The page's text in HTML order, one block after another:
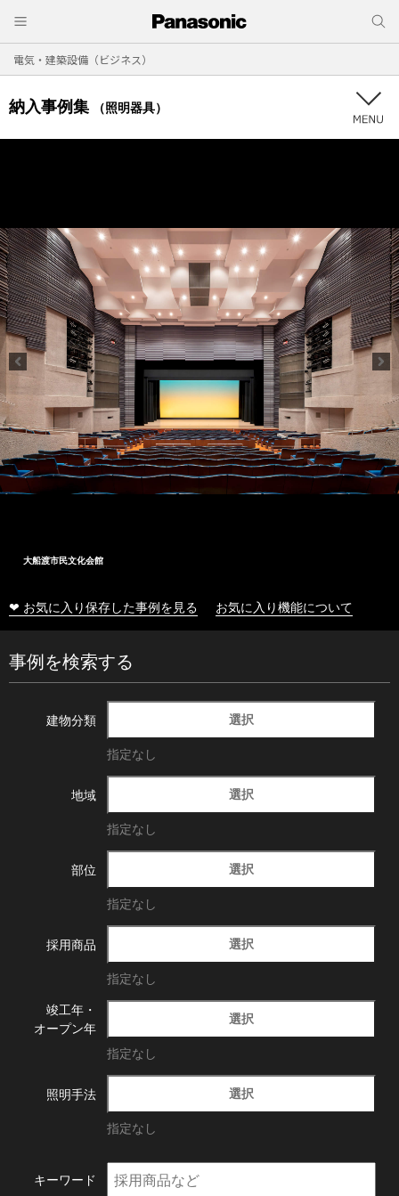
電気・建築設備（ビジネス）
納入事例集 （照明器具）
大船渡市民文化会館
❤ お気に入り保存した事例を見る お気に入り機能について
事例を検索する
建物分類 選択
指定なし
地域 選択
指定なし
部位 選択
指定なし
採用商品 選択
指定なし
竣工年・
オープン年
選択
指定なし
照明手法 選択
指定なし
キーワード